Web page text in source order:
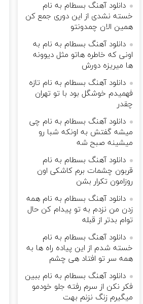
دانلود آهنگ بسطام به نام
خسته نشدی از این دوری جمع کن
همین الان چمدونتو
دانلود آهنگ بسطام به نام به
اونی که خاطره هاتو مثل دیوونه
ها میریزه دورش
دانلود آهنگ بسطام به نام تازه
فهمیدم خوشگل بود با تو تهران
چقدر
دانلود آهنگ بسطام به نام چی
میشه گفتش به اونکه شبا رو
میشینه صبح شه
دانلود آهنگ بسطام به نام
قربون چشمات برم کاشکی اون
روزامون تکرار بشن
دانلود آهنگ بسطام به نام همه
زدن من نزدم به تو پیدام کن حال
توام بدتر از قبله
دانلود آهنگ بسطام به نام
خسته شدم از این پیاده راه ها به
همه سر تو افتاد هی چشم
دانلود آهنگ بسطام به نام ببین
فکر نکن از سرم رفته جلو خودمو
میگیرم زنگ نزنم بهت